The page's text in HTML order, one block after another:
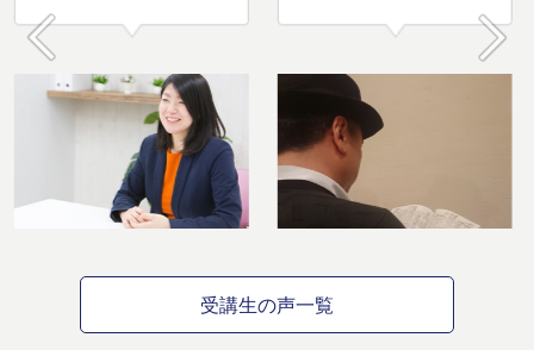
Prev Next
受講生の声一覧